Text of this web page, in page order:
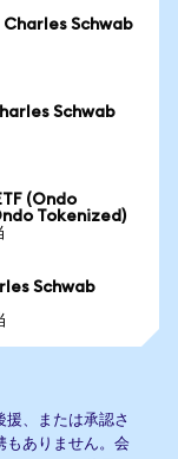
Charles Schwab
Schwab
(Ondo
Tokenized)
Schwab
、または承認さ
ありません。会